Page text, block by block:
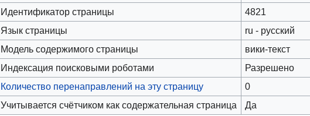
Идентификатор страницы
4821
Язык страницы
ru - русский
Модель содержимого страницы
вики-текст
Индексация поисковыми роботами
Разрешено
Количество перенаправлений на эту страницу
0
Учитывается счётчиком как содержательная страница
Да